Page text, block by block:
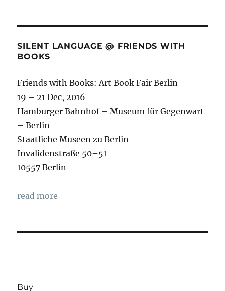
SILENT LANGUAGE @ FRIENDS WITH
BOOKS
Friends with Books: Art Book Fair Berlin
19 – 21 Dec, 2016
Hamburger Bahnhof – Museum für Gegenwart
– Berlin
Staatliche Museen zu Berlin
Invalidenstraße 50–51
10557 Berlin
read more
Buy